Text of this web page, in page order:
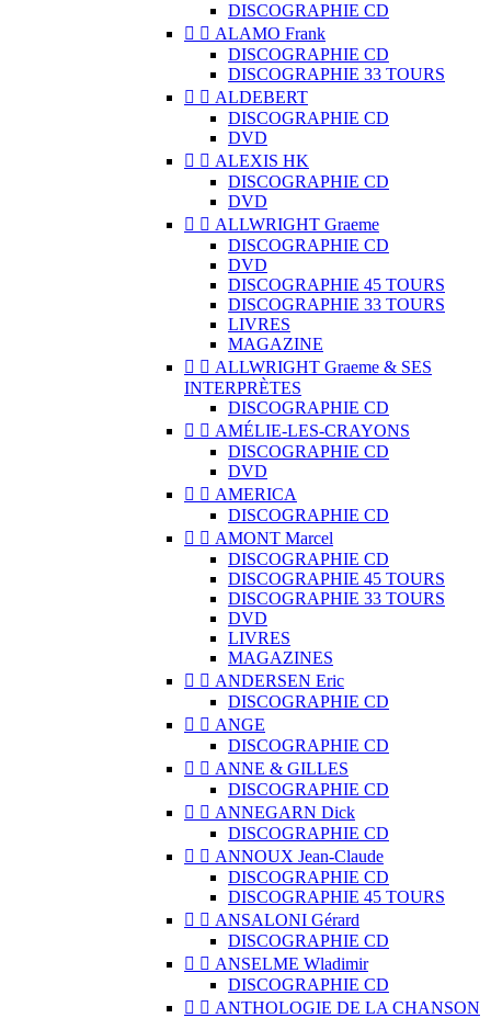
DISCOGRAPHIE CD
  ALAMO Frank
DISCOGRAPHIE CD
DISCOGRAPHIE 33 TOURS
  ALDEBERT
DISCOGRAPHIE CD
DVD
  ALEXIS HK
DISCOGRAPHIE CD
DVD
  ALLWRIGHT Graeme
DISCOGRAPHIE CD
DVD
DISCOGRAPHIE 45 TOURS
DISCOGRAPHIE 33 TOURS
LIVRES
MAGAZINE
  ALLWRIGHT Graeme & SES
INTERPRÈTES
DISCOGRAPHIE CD
  AMÉLIE-LES-CRAYONS
DISCOGRAPHIE CD
DVD
  AMERICA
DISCOGRAPHIE CD
  AMONT Marcel
DISCOGRAPHIE CD
DISCOGRAPHIE 45 TOURS
DISCOGRAPHIE 33 TOURS
DVD
LIVRES
MAGAZINES
  ANDERSEN Eric
DISCOGRAPHIE CD
  ANGE
DISCOGRAPHIE CD
  ANNE & GILLES
DISCOGRAPHIE CD
  ANNEGARN Dick
DISCOGRAPHIE CD
  ANNOUX Jean-Claude
DISCOGRAPHIE CD
DISCOGRAPHIE 45 TOURS
  ANSALONI Gérard
DISCOGRAPHIE CD
  ANSELME Wladimir
DISCOGRAPHIE CD
  ANTHOLOGIE DE LA CHANSON